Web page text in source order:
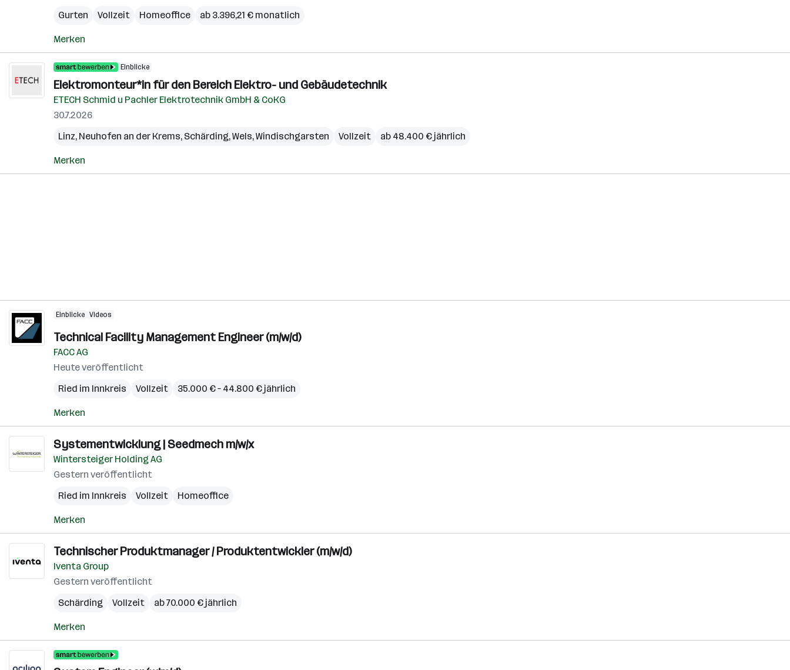
Gurten
Vollzeit Homeoffice ab 3.396,21 € monatlich
Merken
Einblicke
Elektromonteur*in für den Bereich Elektro- und Gebäudetechnik
ETECH Schmid u Pachler Elektrotechnik GmbH & CoKG
30.7.2026
Linz, Neuhofen an der Krems, Schärding,Wels,Windischgarsten Vollzeit ab 48.400 € jährlich
Merken
Einblicke Videos
Technical Facility Management Engineer (m/w/d)
FACC AG
Heute veröffentlicht
Ried im Innkreis
Vollzeit 35.000 € – 44.800 € jährlich
Merken
Systementwicklung | Seedmech m/w/x
Wintersteiger Holding AG
Gestern veröffentlicht
Ried im Innkreis
Vollzeit Homeoffice
Merken
Technischer Produktmanager / Produktentwickler (m/w/d)
Iventa Group
Gestern veröffentlicht
Schärding
Vollzeit ab 70.000 € jährlich
Merken